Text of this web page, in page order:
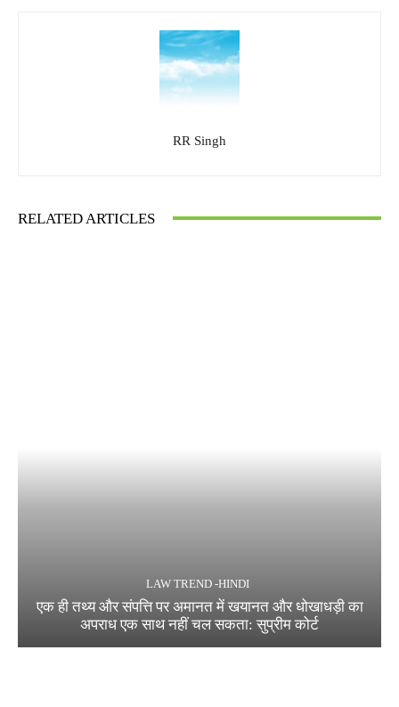
RR Singh
RELATED ARTICLES
LAW TREND -HINDI
एक ही तथ्य और संपत्ति पर अमानत में खयानत और धोखाधड़ी का
अपराध एक साथ नहीं चल सकता: सुप्रीम कोर्ट